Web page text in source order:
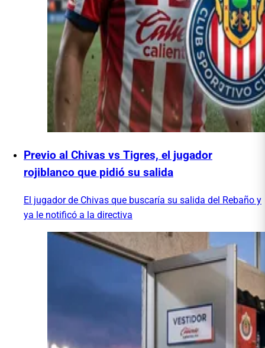
Previo al Chivas vs Tigres, el jugador
rojiblanco que pidió su salida
El jugador de Chivas que buscaría su salida del Rebaño y
ya le notificó a la directiva